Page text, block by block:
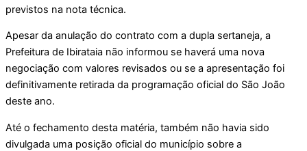
previstos na nota técnica.
Apesar da anulação do contrato com a dupla sertaneja, a
Prefeitura de Ibirataia não informou se haverá uma nova
negociação com valores revisados ou se a apresentação foi
definitivamente retirada da programação oficial do São João
deste ano.
Até o fechamento desta matéria, também não havia sido
divulgada uma posição oficial do município sobre a